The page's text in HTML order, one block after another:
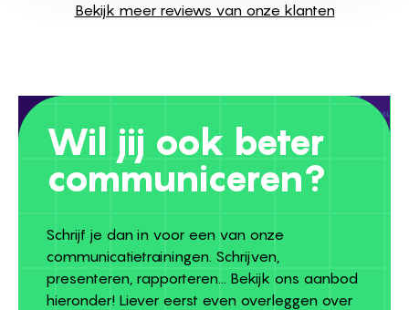
Bekijk meer reviews van onze klanten
Wil jij ook beter
communiceren?
Schrijf je dan in voor een van onze
communicatietrainingen. Schrijven,
presenteren, rapporteren... Bekijk ons aanbod
hieronder! Liever eerst even overleggen over